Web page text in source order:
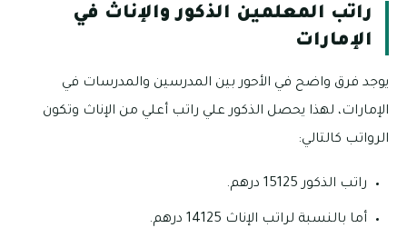
راتب المعلمين الذكور والإناث في
الإمارات
يوجد فرق واضح في الأحور بين المدرسين والمدرسات في
الإمارات، لهذا يحصل الذكور علي راتب أعلي من الإناث وتكون
الرواتب كالتالي:
راتب الذكور 15125 درهم.
أما بالنسبة لراتب الإناث 14125 درهم.